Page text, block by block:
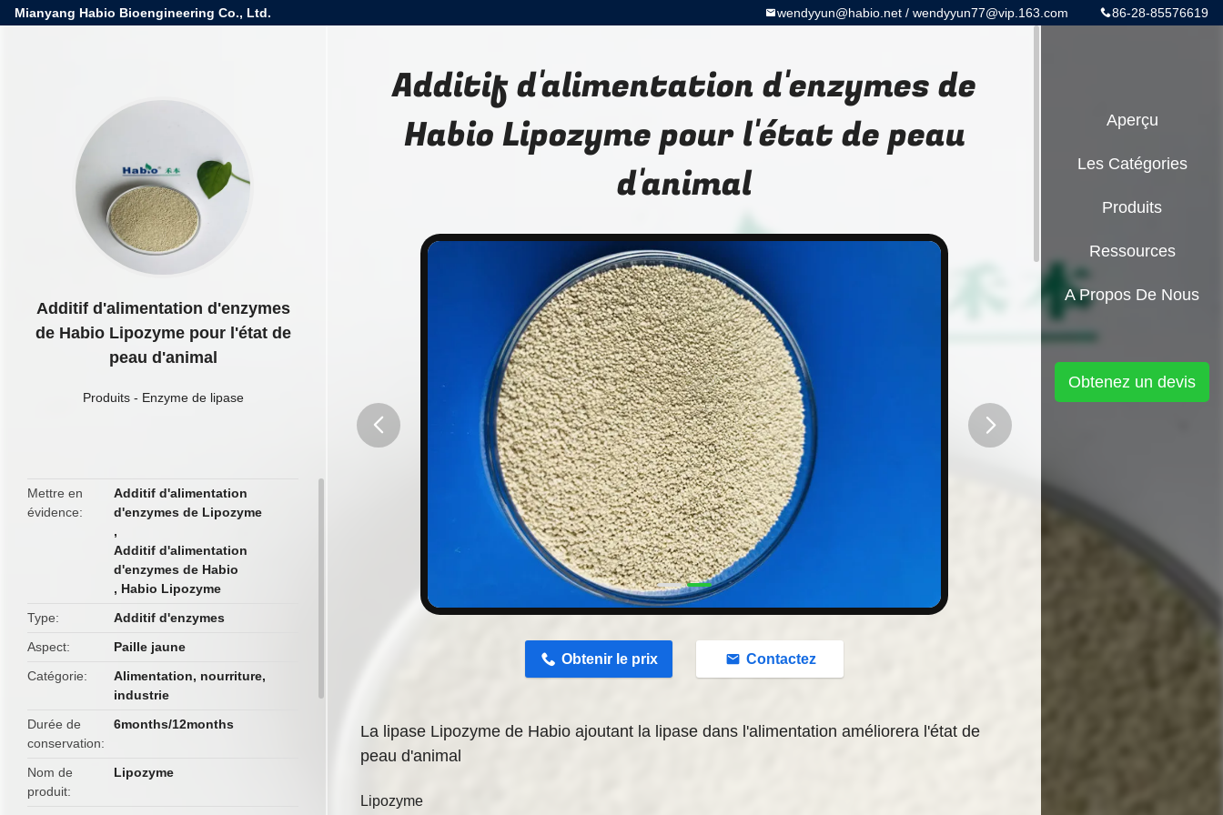
Mianyang Habio Bioengineering Co., Ltd. 86-28-85576619
wendyyun@habio.net / wendyyun77@vip.163.com
Additif d'alimentation d'enzymes
de Habio Lipozyme pour l'état de
peau d'animal
Produits- Enzyme de lipase
Mettre en
évidence
Additif d'alimentation
d'enzymes de Lipozyme
,
Additif d'alimentation
d'enzymes de Habio
, Habio Lipozyme
Type
Additif d'enzymes
Aspect
Paille jaune
Catégorie
Alimentation, nourriture,
industrie
Durée de
conservation
6months/12months
Nom de
produit
Lipozyme
Additif d'alimentation d'enzymes de
Habio Lipozyme pour l'état de peau
d'animal
Obtenir le prix Contactez
La lipase Lipozyme de Habio ajoutant la lipase dans l'alimentation améliorera l'état de
peau d'animal
Lipozyme
Aperçu
Les Catégories
Produits
Ressources
A Propos De Nous
Obtenez un devis